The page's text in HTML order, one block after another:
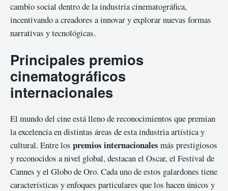
cambio social dentro de la industria cinematográfica,
incentivando a creadores a innovar y explorar nuevas formas
narrativas y tecnológicas.
Principales premios
cinematográficos
internacionales
El mundo del cine está lleno de reconocimientos que premian
la excelencia en distintas áreas de esta industria artística y
cultural. Entre los premios internacionales más prestigiosos
y reconocidos a nivel global, destacan el Oscar, el Festival de
Cannes y el Globo de Oro. Cada uno de estos galardones tiene
características y enfoques particulares que los hacen únicos y